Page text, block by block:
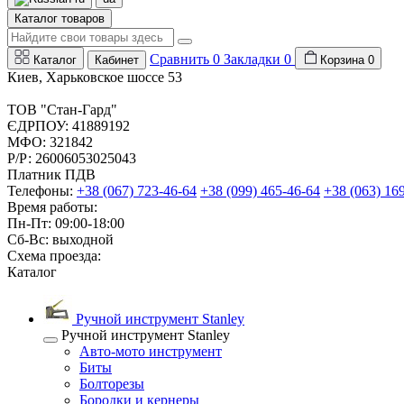
Каталог товаров
Каталог Кабинет Сравнить 0 Закладки 0 Корзина 0
Киев, Харьковское шоссе 53
ТОВ "Стан-Гард"
ЄДРПОУ: 41889192
МФО: 321842
Р/Р: 26006053025043
Платник ПДВ
Телефоны: +38 (067) 723-46-64 +38 (099) 465-46-64 +38 (063)
Время работы:
Пн-Пт: 09:00-18:00
Сб-Вс: выходной
Схема проезда:
Каталог
Ручной инструмент Stanley
Ручной инструмент Stanley
Авто-мото инструмент
Биты
Болторезы
Бородки и кернеры